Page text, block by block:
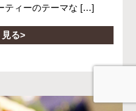
ティーのテーマな […]
る